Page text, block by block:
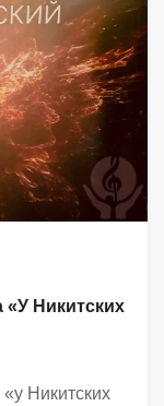
Никитских
Никитских